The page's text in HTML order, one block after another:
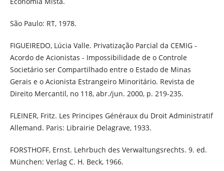
São Paulo: RT, 1978.
FIGUEIREDO, Lúcia Valle. Privatização Parcial da CEMIG -
Acordo de Acionistas - Impossibilidade de o Controle
Societário ser Compartilhado entre o Estado de Minas
Gerais e o Acionista Estrangeiro Minoritário. Revista de
Direito Mercantil, no 118, abr./jun. 2000, p. 219-235.
FLEINER, Fritz. Les Principes Généraux du Droit Administratif
Allemand. Paris: Librairie Delagrave, 1933.
FORSTHOFF, Ernst. Lehrbuch des Verwaltungsrechts. 9. ed.
München: Verlag C. H. Beck, 1966.